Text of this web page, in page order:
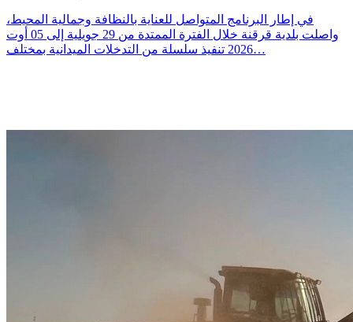
في إطار البرنامج المتواصل للعناية بالنظافة وجمالية المحيط،
واصلت بلدية قرقنة خلال الفترة الممتدة من 29 جويلية إلى 05 أوت
2026 تنفيذ سلسلة من التدخلات الميدانية بمختلف…